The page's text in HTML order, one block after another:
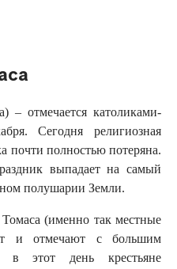
– отмечается католиками-
Сегодня религиозная
почти полностью потеряна.
выпадает на самый
полушарии Земли.
(именно так местные
и отмечают с большим
в этот день крестьяне